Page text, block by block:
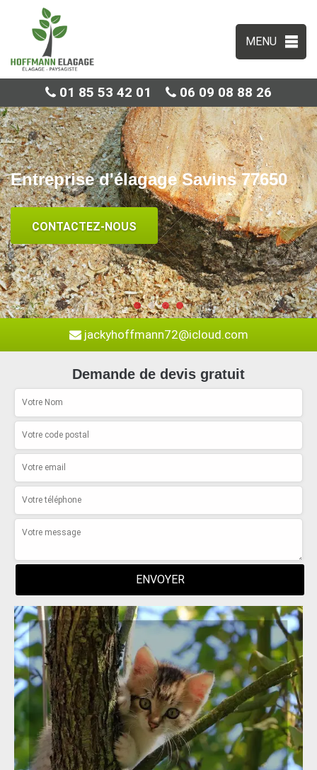
MENU
01 85 53 42 01 06 09 08 88 26
Entreprise d'élagage Savins 77650
CONTACTEZ-NOUS
jackyhoffmann72@icloud.com
Demande de devis gratuit